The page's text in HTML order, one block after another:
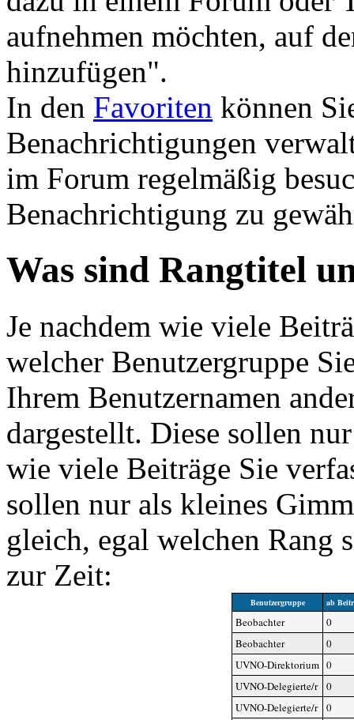
aufnehmen möchten, auf
hinzufügen".
In den Favoriten können
Benachrichtigungen
im Forum regelmäßig
Benachrichtigung zu
Was sind Rangtitel
Je nachdem wie viele
welcher Benutzergruppe
Ihrem Benutzernamen
dargestellt. Diese sollen
wie viele Beiträge Sie
sollen nur als kleines
gleich, egal welchen Rang
zur Zeit:
Benutzergruppe ab
Beobachter
0
Beobachter
0
UVNO-Direktorium 0
UVNO-Delegierte/r
0
UVNO-Delegierte/r
0